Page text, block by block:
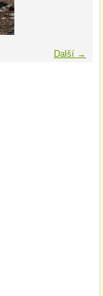
Další →